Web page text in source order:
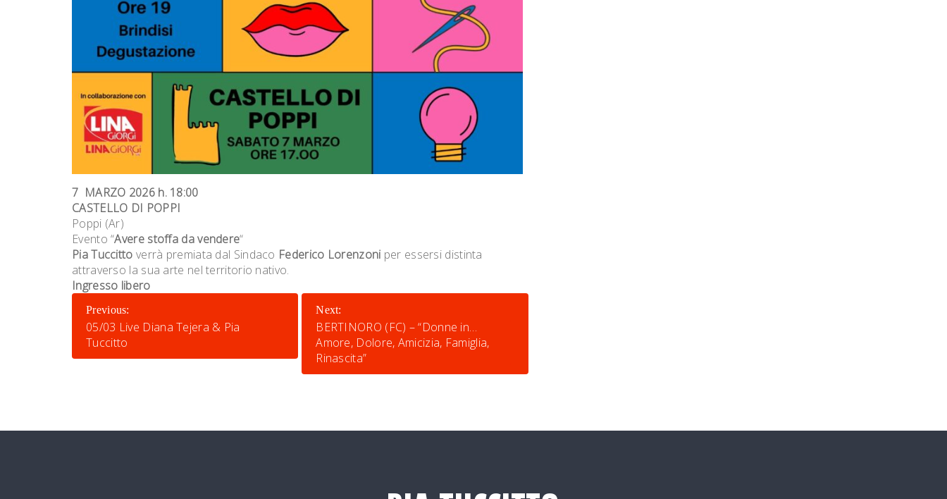
7 MARZO 2026 h. 18:00
CASTELLO DI POPPI
Poppi (Ar)
Evento “Avere stoffa da vendere“
Pia Tuccitto verrà premiata dal Sindaco Federico Lorenzoni per essersi distinta
attraverso la sua arte nel territorio nativo.
Ingresso libero
NAVIGAZIONE
ARTICOLI
Previous:
05/03 Live Diana Tejera & Pia
Tuccitto
Next:
BERTINORO (FC) – “Donne in…
Amore, Dolore, Amicizia, Famiglia,
Rinascita”